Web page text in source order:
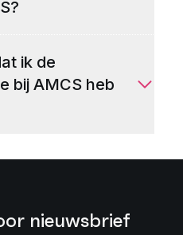
ik de
bij AMCS heb
nieuwsbrief